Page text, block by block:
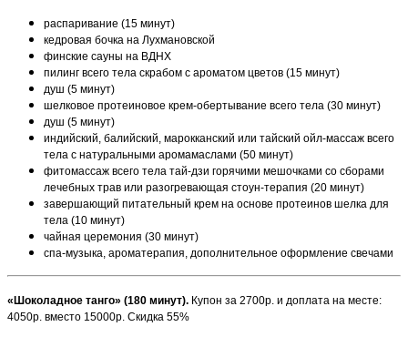
распаривание (15 минут)
кедровая бочка на Лухмановской
финские сауны на ВДНХ
пилинг всего тела скрабом с ароматом цветов (15 минут)
душ (5 минут)
шелковое протеиновое крем-обертывание всего тела (30 минут)
душ (5 минут)
индийский, балийский, марокканский или тайский ойл-массаж всего
тела с натуральными аромамаслами (50 минут)
фитомассаж всего тела тай-дзи горячими мешочками со сборами
лечебных трав или разогревающая стоун-терапия (20 минут)
завершающий питательный крем на основе протеинов шелка для
тела (10 минут)
чайная церемония (30 минут)
спа-музыка, ароматерапия, дополнительное оформление свечами
«Шоколадное танго» (180 минут). Купон за 2700р. и доплата на месте:
4050р. вместо 15000р. Скидка 55%